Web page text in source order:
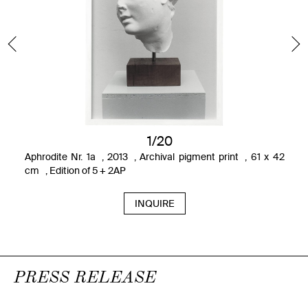
Aphrodite Nr. 1a , 2013 , Archival pigment print , 61 x 42
cm , Edition of 5 + 2AP
1/20
INQUIRE
PRESS RELEASE